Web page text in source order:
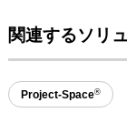
関連するソリ
Project-Space®